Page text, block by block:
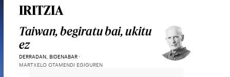
IRITZIA
Taiwan, begiratu bai, ukitu
ez
DERRADAN, BIDENABAR
MARTXELO OTAMENDI EGIGUREN